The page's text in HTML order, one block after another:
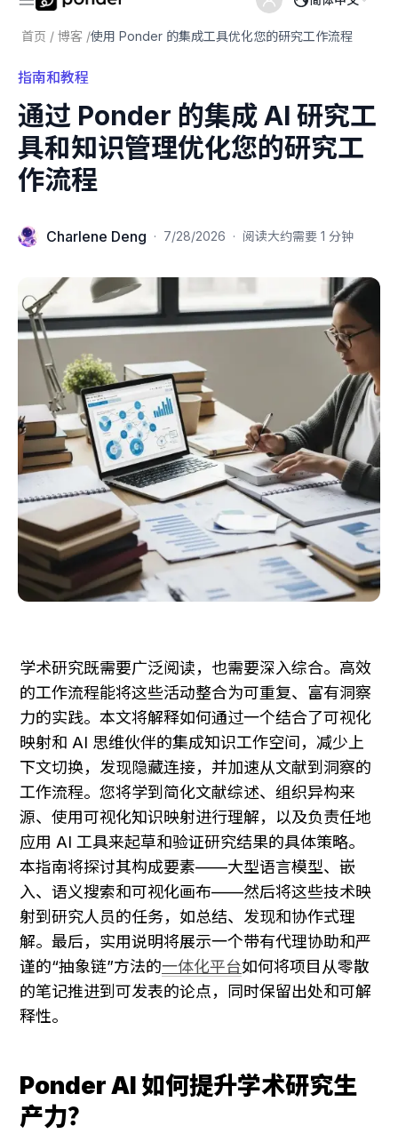
首页 / 博客 /使用 Ponder 的集成工具优化您的研究工作流程
指南和教程
通过 Ponder 的集成 AI 研究工
具和知识管理优化您的研究工
作流程
Charlene Deng · 7/28/2026 · 阅读大约需要 1 分钟
学术研究既需要广泛阅读，也需要深入综合。高效
的工作流程能将这些活动整合为可重复、富有洞察
力的实践。本文将解释如何通过一个结合了可视化
映射和 AI 思维伙伴的集成知识工作空间，减少上
下文切换，发现隐藏连接，并加速从文献到洞察的
工作流程。您将学到简化文献综述、组织异构来
源、使用可视化知识映射进行理解，以及负责任地
应用 AI 工具来起草和验证研究结果的具体策略。
本指南将探讨其构成要素——大型语言模型、嵌
入、语义搜索和可视化画布——然后将这些技术映
射到研究人员的任务，如总结、发现和协作式理
解。最后，实用说明将展示一个带有代理协助和严
谨的“抽象链”方法的一体化平台如何将项目从零散
的笔记推进到可发表的论点，同时保留出处和可解
释性。
Ponder AI 如何提升学术研究生
产力？